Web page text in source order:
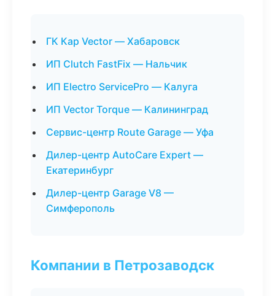
ГК Кар Vector — Хабаровск
ИП Clutch FastFix — Нальчик
ИП Electro ServicePro — Калуга
ИП Vector Torque — Калининград
Сервис-центр Route Garage — Уфа
Дилер-центр AutoCare Expert —
Екатеринбург
Дилер-центр Garage V8 —
Симферополь
Компании в Петрозаводск